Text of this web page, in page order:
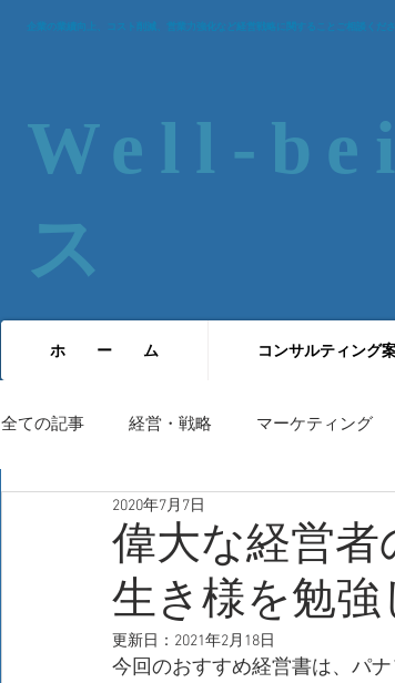
企業の業績向上、コスト削減、営業力強化など経営戦略に関することご相談く
Well-
ス​
ホ ー ム コンサルティング
全ての記事 経営・戦略 マーケティング
自己啓発
偉大な経営
生き様を勉
2020年7月7日
更新日： 2021年2月18日
今回のおすすめ経営書は、パ